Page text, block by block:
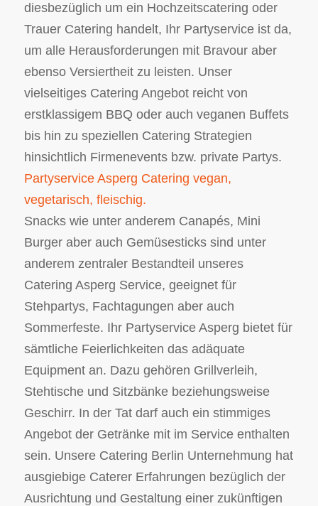
diesbezüglich um ein Hochzeitscatering oder
Trauer Catering handelt, Ihr Partyservice ist da,
um alle Herausforderungen mit Bravour aber
ebenso Versiertheit zu leisten. Unser
vielseitiges Catering Angebot reicht von
erstklassigem BBQ oder auch veganen Buffets
bis hin zu speziellen Catering Strategien
hinsichtlich Firmenevents bzw. private Partys.
Partyservice Asperg Catering vegan,
vegetarisch, fleischig.
Snacks wie unter anderem Canapés, Mini
Burger aber auch Gemüsesticks sind unter
anderem zentraler Bestandteil unseres
Catering Asperg Service, geeignet für
Stehpartys, Fachtagungen aber auch
Sommerfeste. Ihr Partyservice Asperg bietet für
sämtliche Feierlichkeiten das adäquate
Equipment an. Dazu gehören Grillverleih,
Stehtische und Sitzbänke beziehungsweise
Geschirr. In der Tat darf auch ein stimmiges
Angebot der Getränke mit im Service enthalten
sein. Unsere Catering Berlin Unternehmung hat
ausgiebige Caterer Erfahrungen bezüglich der
Ausrichtung und Gestaltung einer zukünftigen